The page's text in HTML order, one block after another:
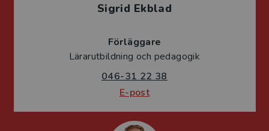
Sigrid Ekblad
Förläggare
Lärarutbildning och pedagogik
046-31 22 38
E-post